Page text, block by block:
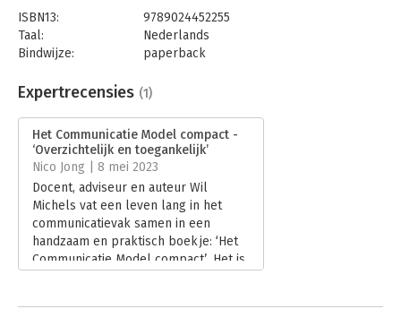
ISBN13:
9789024452255
Taal:
Nederlands
Bindwijze:
paperback
Uitgever:
Boom
Verschijningsdatum:
23-2-2023
Hoofdrubriek: Communicatie en media
Expertrecensies (1)
Het Communicatie Model compact -
‘Overzichtelijk en toegankelijk’
Nico Jong | 8 mei 2023
Docent, adviseur en auteur Wil
Michels vat een leven lang in het
communicatievak samen in een
handzaam en praktisch boekje: ‘Het
Communicatie Model compact’. Het is